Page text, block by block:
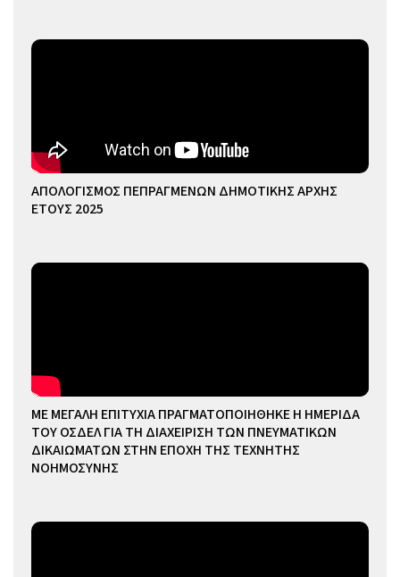
ΑΠΟΛΟΓΙΣΜΟΣ ΠΕΠΡΑΓΜΕΝΩΝ ΔΗΜΟΤΙΚΗΣ ΑΡΧΗΣ
ΕΤΟΥΣ 2025
ΜΕ ΜΕΓΑΛΗ ΕΠΙΤΥΧΙΑ ΠΡΑΓΜΑΤΟΠΟΙΗΘΗΚΕ Η ΗΜΕΡΙΔΑ
ΤΟΥ ΟΣΔΕΛ ΓΙΑ ΤΗ ΔΙΑΧΕΙΡΙΣΗ ΤΩΝ ΠΝΕΥΜΑΤΙΚΩΝ
ΔΙΚΑΙΩΜΑΤΩΝ ΣΤΗΝ ΕΠΟΧΗ ΤΗΣ ΤΕΧΝΗΤΗΣ
ΝΟΗΜΟΣΥΝΗΣ